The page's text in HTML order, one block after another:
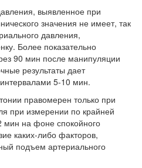
нахождении одного из
родителей в
больничной палате
срока лечения...
выявленное при
значения не имеет, так
давления,
Более показательно
90 мин после манипуляции
результаты дает
5-10 мин.
правомерен только при
при измерении по крайней
мин на фоне спокойного
каких-либо факторов,
подъем артериального